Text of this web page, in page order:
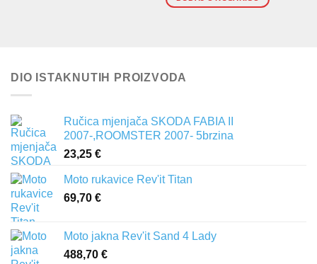
DIO ISTAKNUTIH PROIZVODA
Ručica mjenjača SKODA FABIA II
2007-,ROOMSTER 2007- 5brzina
23,25 €
Moto rukavice Rev'it Titan
69,70 €
Moto jakna Rev'it Sand 4 Lady
488,70 €